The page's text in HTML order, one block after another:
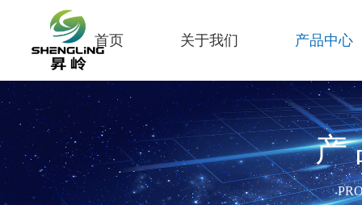
首页 关于我们 产品中心